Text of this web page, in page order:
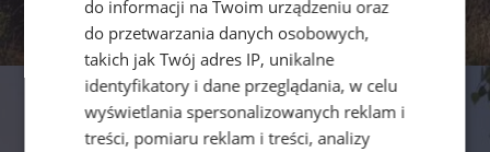
CZECH
do informacji na Twoim urządzeniu oraz
do przetwarzania danych osobowych,
takich jak Twój adres IP, unikalne
identyfikatory i dane przeglądania, w celu
wyświetlania spersonalizowanych reklam i
treści, pomiaru reklam i treści, analizy